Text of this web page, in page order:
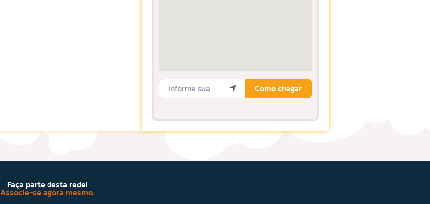
Informe sua Localização
Como chegar
Faça parte desta rede!
Associe-se agora mesmo.